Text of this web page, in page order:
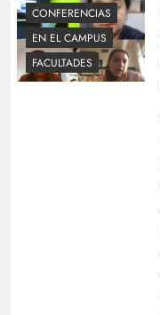
CONFERENCIAS
EN EL CAMPUS
FACULTADES